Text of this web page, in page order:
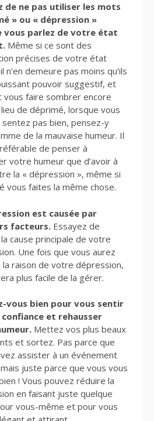
de ne pas utiliser les mots
» ou « dépression »
vous parlez de votre état
Même si ce sont des
précises de votre état
n’en demeure pas moins qu’ils
pouvoir suggestif, et
vous faire sombrer encore
lieu de déprimé, lorsque vous
sentez pas bien, pensez-y
de la mauvaise humeur. Il
de penser à
votre humeur que d’avoir à
la « dépression », même si
vous faites la même chose.
est causée par
facteurs. Essayez de
cause principale de votre
Une fois que vous aurez
la raison de votre dépression,
plus facile de la gérer.
vous bien pour vous sentir
confiance et rehausser
Mettez vos plus beaux
et sortez. Pas parce que
assister à un événement
juste parce que vous vous
! Vous pouvez réduire la
en faisant juste quelque
vous-même et pour vous